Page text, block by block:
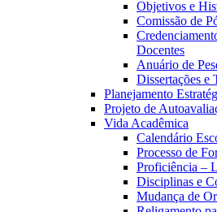
Objetivos e
Comissão de
Docentes
Anuário de
Dissertações e
Planejamento
Projeto de
Vida Acadêmica
Calendário
Processo de
Proficiência –
Disciplinas e
Mudança de